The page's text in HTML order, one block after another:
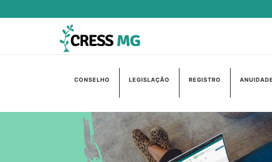
CONSELHO LEGISLAÇÃO REGISTRO ANUIDADE